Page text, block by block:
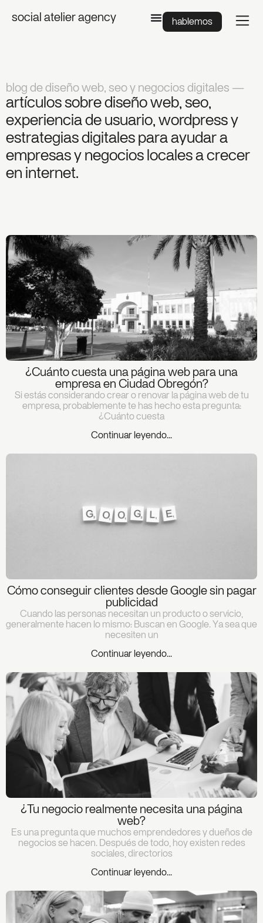
social atelier agency hablemos
blog de diseño web, seo y negocios digitales —
artículos sobre diseño web, seo,
experiencia de usuario, wordpress y
estrategias digitales para ayudar a
empresas y negocios locales a crecer
en internet.
¿Cuánto cuesta una página web para una
empresa en Ciudad Obregón?
Si estás considerando crear o renovar la página web de tu
empresa, probablemente te has hecho esta pregunta:
¿Cuánto cuesta
Continuar leyendo...
Cómo conseguir clientes desde Google sin pagar
publicidad
Cuando las personas necesitan un producto o servicio,
generalmente hacen lo mismo: Buscan en Google. Ya sea que
necesiten un
Continuar leyendo...
¿Tu negocio realmente necesita una página
web?
Es una pregunta que muchos emprendedores y dueños de
negocios se hacen. Después de todo, hoy existen redes
sociales, directorios
Continuar leyendo...